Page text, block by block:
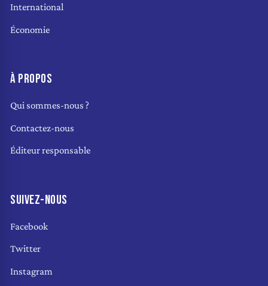
International
Économie
À PROPOS
Qui sommes-nous ?
Contactez-nous
Éditeur responsable
SUIVEZ-NOUS
Facebook
Twitter
Instagram